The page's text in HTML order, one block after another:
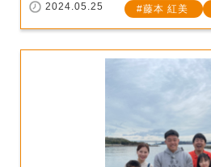
2024.05.25 藤本 紅美